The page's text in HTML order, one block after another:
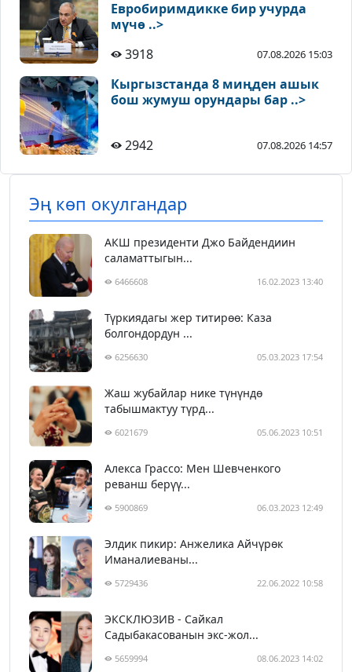
Евробиримдикке бир учурда
мүчө ..>
3918
07.08.2026 15:03
Кыргызстанда 8 миңден ашык
бош жумуш орундары бар ..>
2942 07.08.2026 14:57
Эң көп окулгандар
АКШ президенти Джо Байдендиин
саламаттыгын...
6466608 16.02.2023 13:40
Түркиядагы жер титирөө: Каза
болгондордун ...
6256630 05.03.2023 17:54
Жаш жубайлар нике түнүндө
табышмактуу түрд...
6021679 05.06.2023 10:51
Алекса Грассо: Мен Шевченкого
реванш берүү...
5900869 06.03.2023 12:49
Элдик пикир: Анжелика Айчүрөк
Иманалиеваны...
5729436 22.06.2022 10:58
ЭКСКЛЮЗИВ - Сайкал
Садыбакасованын экс-жол...
5659994 08.06.2023 14:02